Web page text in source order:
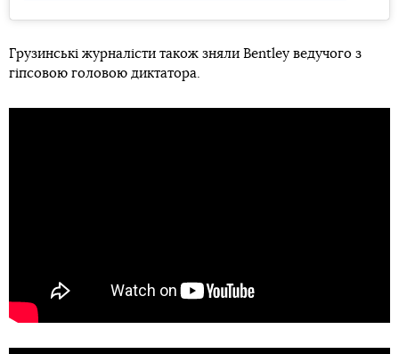
Грузинські журналісти також зняли Bentley ведучого з
гіпсовою головою диктатора.